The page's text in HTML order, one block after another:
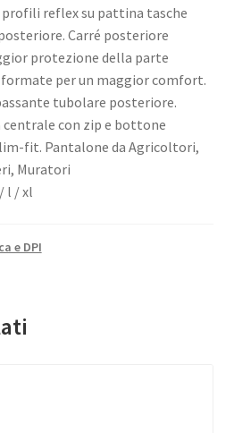
reflex su pattina tasche
Carré posteriore
protezione della parte
per un maggior comfort.
tubolare posteriore.
centrale con zip e bottone
fit. Pantalone da Agricoltori,
Muratori
l / xl
e DPI